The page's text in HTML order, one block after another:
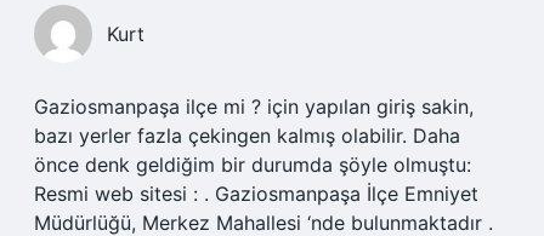
Kurt
Gaziosmanpaşa ilçe mi ? için yapılan giriş sakin,
bazı yerler fazla çekingen kalmış olabilir. Daha
önce denk geldiğim bir durumda şöyle olmuştu:
Resmi web sitesi : . Gaziosmanpaşa İlçe Emniyet
Müdürlüğü, Merkez Mahallesi ‘nde bulunmaktadır .